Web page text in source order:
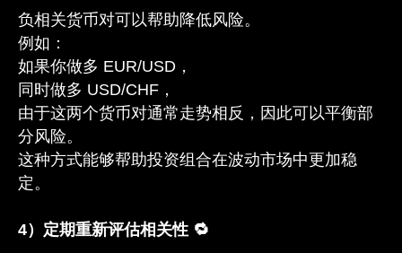
负相关货币对可以帮助降低风险。
例如：
如果你做多 EUR/USD，
同时做多 USD/CHF，
由于这两个货币对通常走势相反，因此可以平衡部
分风险。
这种方式能够帮助投资组合在波动市场中更加稳
定。
4）定期重新评估相关性 🔁